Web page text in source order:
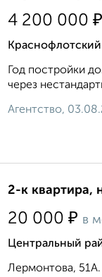
4 200 000 ₽
Год постройки
через
Агентство,
2-к квартира,
20 000 ₽ в
Центральный
Лермонтова,